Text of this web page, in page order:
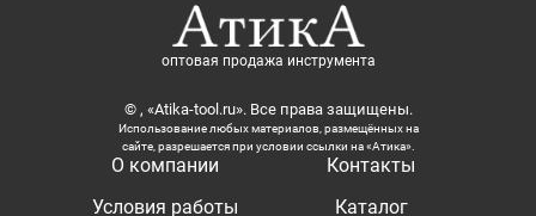
оптовая продажа инструмента
© , «Atika-tool.ru». Все права защищены.
Использование любых материалов, размещённых на
сайте, разрешается при условии ссылки на «Атика».
О компании
Условия работы
Контакты
Каталог